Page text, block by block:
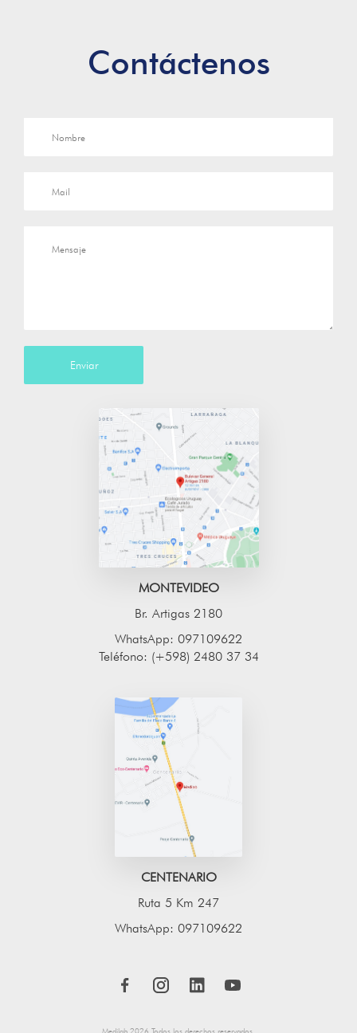
Contáctenos
Enviar
MONTEVIDEO
Br. Artigas 2180
WhatsApp: 097109622
Teléfono: (+598) 2480 37 34
CENTENARIO
Ruta 5 Km 247
WhatsApp: 097109622
Medilab 2026 Todos los derechos reservados.